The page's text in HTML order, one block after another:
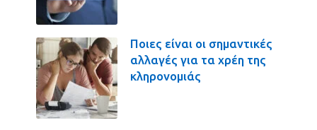
Ποιες είναι οι σημαντικές
αλλαγές για τα χρέη της
κληρονομιάς